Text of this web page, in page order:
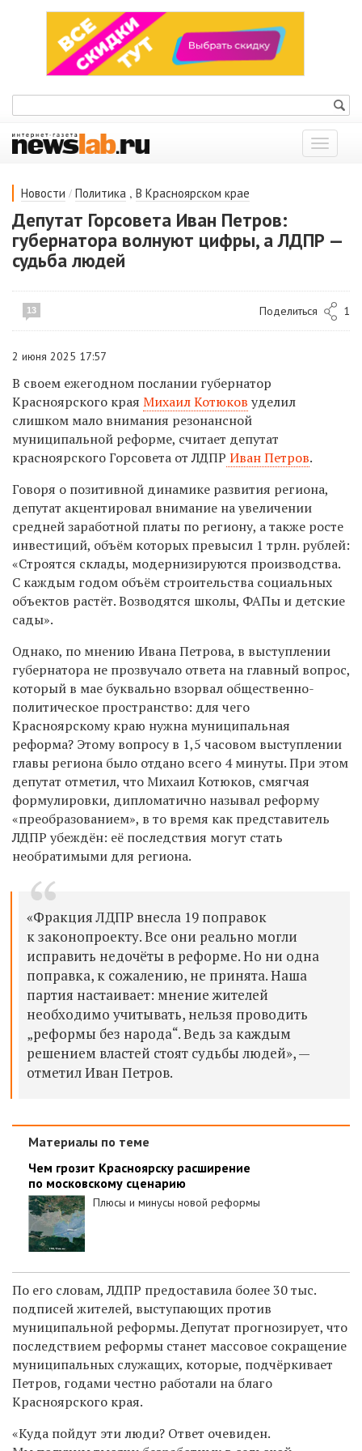
Показать
меню
Новости / Политика , В Красноярском крае
Депутат Горсовета Иван Петров:
губернатора волнуют цифры, а ЛДПР —
судьба людей
13 Поделиться 1
2 июня 2025 17:57
В своем ежегодном послании губернатор
Красноярского края Михаил Котюков уделил
слишком мало внимания резонансной
муниципальной реформе, считает депутат
красноярского Горсовета от ЛДПР Иван Петров.
Говоря о позитивной динамике развития региона,
депутат акцентировал внимание на увеличении
средней заработной платы по региону, а также росте
инвестиций, объём которых превысил 1 трлн. рублей:
«Строятся склады, модернизируются производства.
С каждым годом объём строительства социальных
объектов растёт. Возводятся школы, ФАПы и детские
сады».
Однако, по мнению Ивана Петрова, в выступлении
губернатора не прозвучало ответа на главный вопрос,
который в мае буквально взорвал общественно-
политическое пространство: для чего
Красноярскому краю нужна муниципальная
реформа? Этому вопросу в 1,5 часовом выступлении
главы региона было отдано всего 4 минуты. При этом
депутат отметил, что Михаил Котюков, смягчая
формулировки, дипломатично называл реформу
«преобразованием», в то время как представитель
ЛДПР убеждён: её последствия могут стать
необратимыми для региона.
«Фракция ЛДПР внесла 19 поправок
к законопроекту. Все они реально могли
исправить недочёты в реформе. Но ни одна
поправка, к сожалению, не принята. Наша
партия настаивает: мнение жителей
необходимо учитывать, нельзя проводить
„реформы без народа“. Ведь за каждым
решением властей стоят судьбы людей», —
отметил Иван Петров.
Материалы по теме
Чем грозит Красноярску расширение
по московскому сценарию
Плюсы и минусы новой реформы
По его словам, ЛДПР предоставила более 30 тыс.
подписей жителей, выступающих против
муниципальной реформы. Депутат прогнозирует, что
последствием реформы станет массовое сокращение
муниципальных служащих, которые, подчёркивает
Петров, годами честно работали на благо
Красноярского края.
«Куда пойдут эти люди? Ответ очевиден.